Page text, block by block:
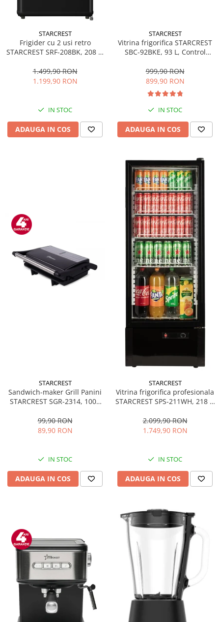
STARCREST
Frigider cu 2 usi retro
STARCREST SRF-208BK, 208 L,
Iluminare LED, Termostat
Reglabil, H 147 cm, Negru
1.499,90 RON
1.199,90 RON
IN STOC
ADAUGA IN COS
STARCREST
Vitrina frigorifica STARCREST
SBC-92BKE, 93 L, Control
83.2 cm, Negru
999,90 RON
899,90 RON
IN STOC
ADAUGA IN COS
STARCREST
Sandwich-maker Grill Panini
STARCREST SGR-2314, 1000
Deschidere 180°, Suprafata
de gatire 23 x 14 cm, Negru
99,90 RON
89,90 RON
IN STOC
ADAUGA IN COS
STARCREST
Vitrina frigorifica profesionala
STARCREST SPS-211WH, 218 L,
LED, H 141 cm, Negru
2.099,90 RON
1.749,90 RON
IN STOC
ADAUGA IN COS